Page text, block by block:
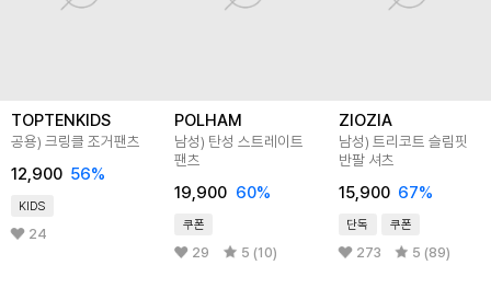
TOPTENKIDS
공용) 크링클 조거팬츠
12,900 56%
KIDS
24
POLHAM
남성) 탄성 스트레이트
팬츠
19,900 60%
쿠폰
29 5 (10)
ZIOZIA
남성) 트리코트 슬림핏
반팔 셔츠
15,900 67%
단독 쿠폰
273 5 (89)